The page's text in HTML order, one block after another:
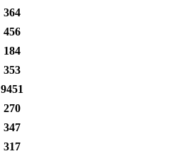
364
456
184
353
9451
270
347
317